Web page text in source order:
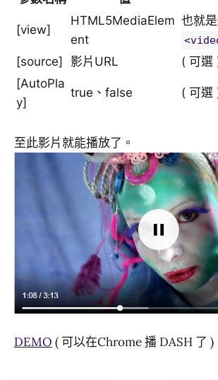
[view]
HTML5MediaElem
ent
也就
[source] 影片URL
( 可選
[AutoPla
y]
true、false ( 可選
至此影片就能播放了。
DEMO ( 可以在Chrome 播 DASH 了 )